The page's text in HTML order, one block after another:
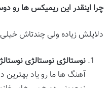
چرا اینقدر این ریمیکس ها رو
دلایلش زیاده ولی چندتاش
نوستالژی نوستالژی
آهنگ ها ما رو یاد بهترین